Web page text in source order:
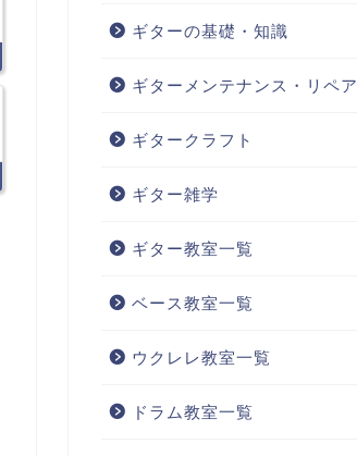
ギターの基礎・知識
ギターメンテナンス・リペア
ギタークラフト
ギター雑学
ギター教室一覧
ベース教室一覧
ウクレレ教室一覧
ドラム教室一覧